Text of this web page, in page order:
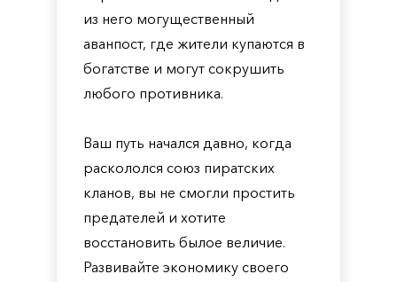
из него могущественный
аванпост, где жители купаются в
богатстве и могут сокрушить
любого противника.
Ваш путь начался давно, когда
раскололся союз пиратских
кланов, вы не смогли простить
предателей и хотите
восстановить былое величие.
Развивайте экономику своего